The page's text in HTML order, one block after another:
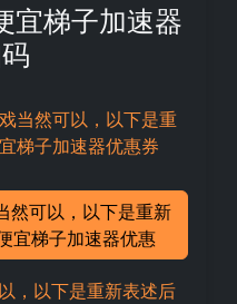
宜梯子加速器
当然可以，以下是重
梯子加速器优惠券
然可以，以下是重新
宜梯子加速器优惠
，以下是重新表述后